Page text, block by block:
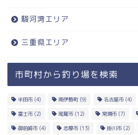
駿河湾エリア
三重県エリア
市町村から釣り場を検索
半田市 (4) 南伊勢町 (9) 名古屋市 (4)
富士市 (2) 尾鷲市 (12) 常滑市 (7)
御前崎市 (4) 志摩市 (13) 掛川市 (2)